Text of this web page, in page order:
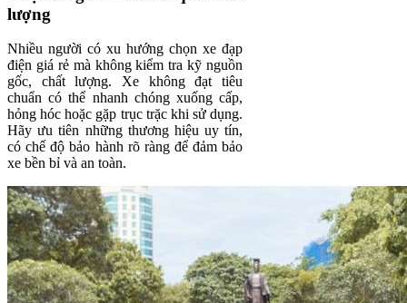
lượng
Nhiều người có xu hướng chọn xe đạp
điện giá rẻ mà không kiểm tra kỹ nguồn
gốc, chất lượng. Xe không đạt tiêu
chuẩn có thể nhanh chóng xuống cấp,
hỏng hóc hoặc gặp trục trặc khi sử dụng.
Hãy ưu tiên những thương hiệu uy tín,
có chế độ bảo hành rõ ràng để đảm bảo
xe bền bỉ và an toàn.